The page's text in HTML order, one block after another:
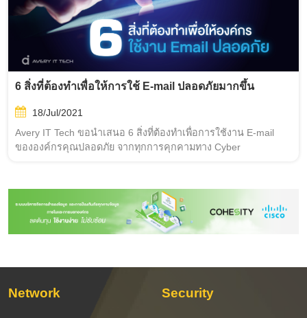
6 สิ่งที่ต้องทำเพื่อให้การใช้ E-mail ปลอดภัยมากขึ้น
18/Jul/2021
Avery IT Tech ขอนำเสนอ 6 สิ่งที่ต้องทำเพื่อการใช้งาน E-mail
ขององค์กรคุณปลอดภัย จากทุกการคุกคามทาง Cyber
Network Security